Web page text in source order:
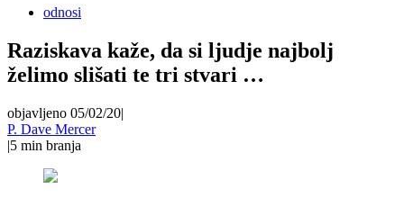
odnosi
Raziskava kaže, da si ljudje najbolj
želimo slišati te tri stvari …
objavljeno 05/02/20|
P. Dave Mercer
|5 min branja